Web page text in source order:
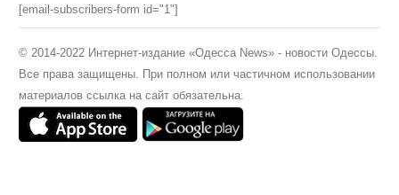
[email-subscribers-form id="1"]
© 2014-2022 Интернет-издание «Одесса News» - новости Одессы.
Все права защищены. При полном или частичном использовании
материалов ссылка на сайт обязательна.